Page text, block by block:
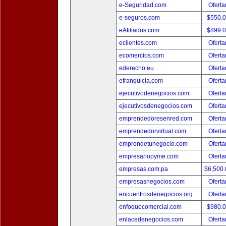
e-Seguridad.com
e-seguros.com
eAfiliados.com
eclientes.com
ecomercios.com
ederecho.eu
efranquicia.com
ejecutivodenegocios.com
ejecutivosdenegocios.com
emprendedoresenred.com
emprendedorvirtual.com
emprendetunegocio.com
empresariopyme.com
empresas.com.pa
empresasnegocios.com
encuentrosdenegocios.org
enfoquecomercial.com
enlacedenegocios.com